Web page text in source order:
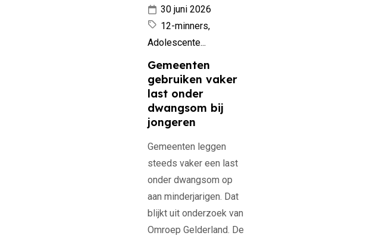
Gemeenten
gebruiken vaker
last onder
dwangsom bij
jongeren
Gemeenten leggen
steeds vaker een last
onder dwangsom op
aan minderjarigen. Dat
blijkt uit onderzoek van
Omroep Gelderland. De
30 juni 2026
12-minners,
Adolescente...